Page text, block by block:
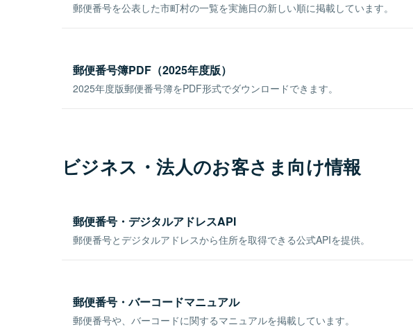
郵便番号を公表した市町村の一覧を実施日の新しい順に掲載しています。
郵便番号簿PDF（2025年度版）
2025年度版郵便番号簿をPDF形式でダウンロードできます。
ビジネス・法人のお客さま向け情報
郵便番号・デジタルアドレスAPI
郵便番号とデジタルアドレスから住所を取得できる公式APIを提供。
郵便番号・バーコードマニュアル
郵便番号や、バーコードに関するマニュアルを掲載しています。